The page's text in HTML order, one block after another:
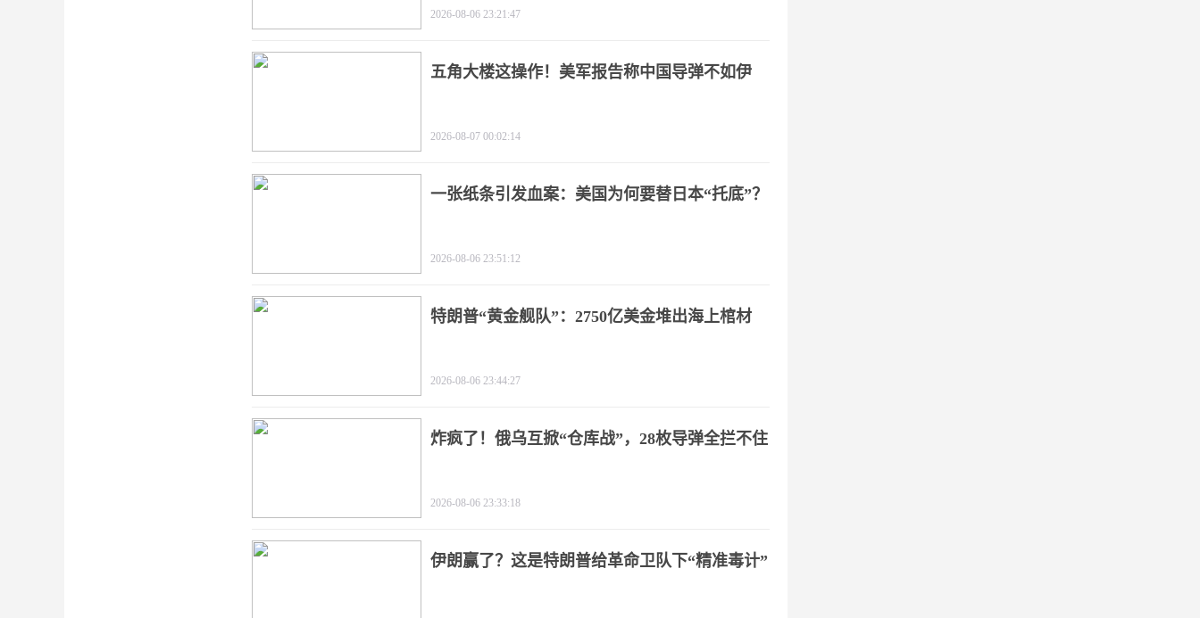
2026-08-06 23:21:47
五角大楼这操作！美军报告称中国导弹不如伊
2026-08-07 00:02:14
一张纸条引发血案：美国为何要替日本“托底”？
2026-08-06 23:51:12
特朗普“黄金舰队”：2750亿美金堆出海上棺材
2026-08-06 23:44:27
炸疯了！俄乌互掀“仓库战”，28枚导弹全拦不住
2026-08-06 23:33:18
伊朗赢了？这是特朗普给革命卫队下“精准毒计”